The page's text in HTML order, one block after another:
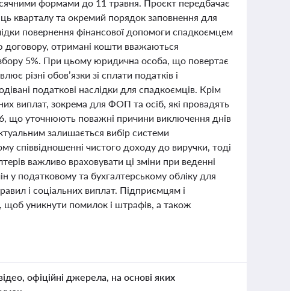
формами до 11 травня. Проєкт передбачає
кварталу та окремий порядок заповнення для
повернення фінансової допомоги спадкоємцем
отримані кошти вважаються
5%. При цьому юридична особа, що повертає
різні обов’язки зі сплати податків і
податкові наслідки для спадкоємців. Крім
виплат, зокрема для ФОП та осіб, які провадять
що уточнюють поважні причини виключення днів
залишається вибір системи
співвідношенні чистого доходу до виручки, тоді
важливо враховувати ці зміни при веденні
у податковому та бухгалтерському обліку для
і соціальних виплат. Підприємцям і
щоб уникнути помилок і штрафів, а також
офіційні джерела, на основі яких